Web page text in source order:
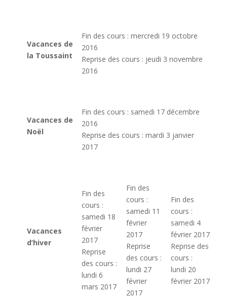
Vacances de
la Toussaint
Fin des cours : mercredi 19 octobre
2016
Reprise des cours : jeudi 3 novembre
2016
Vacances de
Noël
Fin des cours : samedi 17 décembre
2016
Reprise des cours : mardi 3 janvier
2017
Vacances
d’hiver
Fin des
cours :
samedi 18
février
2017
Reprise
des cours :
lundi 6
mars 2017
Fin des
cours :
samedi 11
février
2017
Reprise
des cours :
lundi 27
février
2017
Fin des
cours :
samedi 4
février 2017
Reprise des
cours :
lundi 20
février 2017